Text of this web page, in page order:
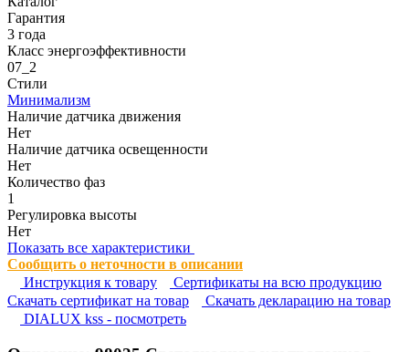
Гарантия
3 года
Класс энергоэффективности
07_2
Стили
Минимализм
Наличие датчика движения
Нет
Наличие датчика освещенности
Нет
Количество фаз
1
Регулировка высоты
Нет
Показать все характеристики
Сообщить о неточности в описании
Инструкция к товару
Сертификаты на всю продукцию
Cкачать сертификат на товар
Cкачать декларацию на товар
DIALUX kss - посмотреть